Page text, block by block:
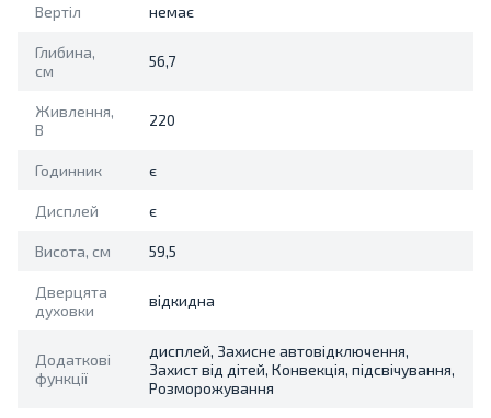
Вертіл немає
Глибина,
см
56,7
Живлення,
В
220
Годинник є
Дисплей є
Висота, см 59,5
Дверцята
духовки
відкидна
Додаткові
функції
дисплей, Захисне автовідключення,
Захист від дітей, Конвекція, підсвічування,
Розморожування